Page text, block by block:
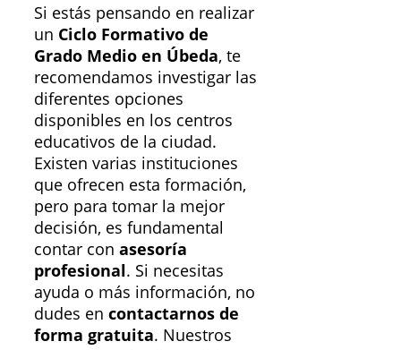
Si estás pensando en realizar
un Ciclo Formativo de
Grado Medio en Úbeda, te
recomendamos investigar las
diferentes opciones
disponibles en los centros
educativos de la ciudad.
Existen varias instituciones
que ofrecen esta formación,
pero para tomar la mejor
decisión, es fundamental
contar con asesoría
profesional. Si necesitas
ayuda o más información, no
dudes en contactarnos de
forma gratuita. Nuestros